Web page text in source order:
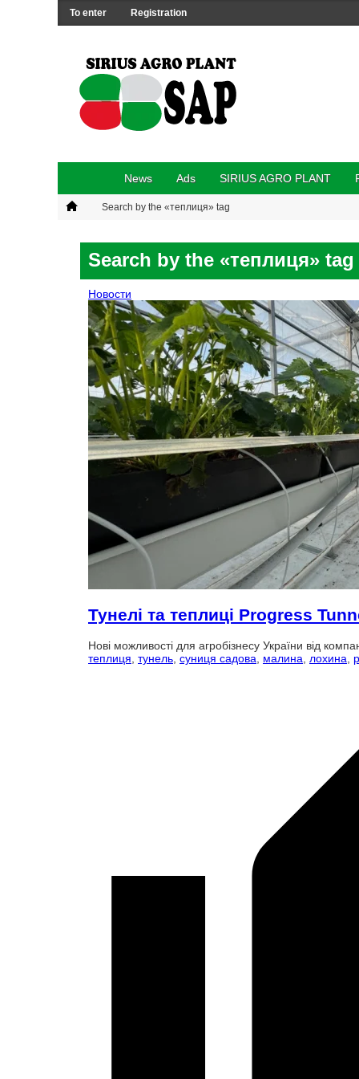
To enter Registration
News Ads SIRIUS AGRO PLANT
Search by the «теплиця» tag
Search by the «теплиця» tag
Новости
Тунелі та теплиці Progress
Нові можливості для агробізнесу України від
теплиця тунель суниця садова малина лохина